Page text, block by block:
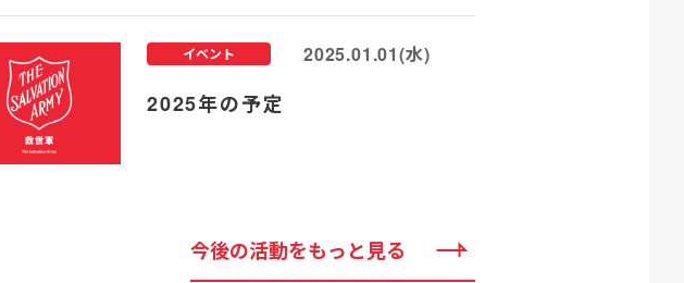
2025年の予定
イベント 2025.01.01(水)
今後の活動をもっと見る